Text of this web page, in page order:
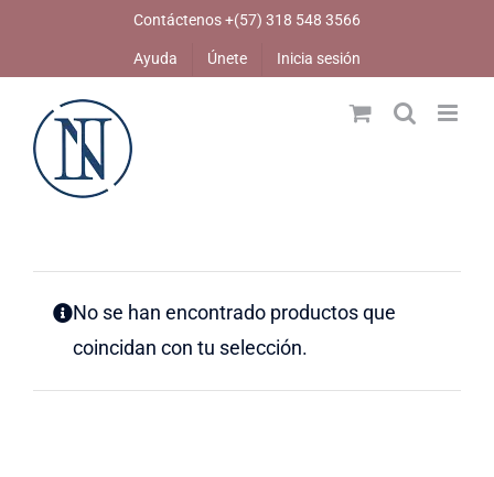
Contáctenos +(57) 318 548 3566
Ayuda Únete Inicia sesión
No se han encontrado productos que
coincidan con tu selección.